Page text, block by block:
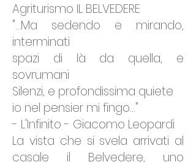
Agriturismo IL BELVEDERE
"...Ma sedendo e mirando,
interminati
spazi di là da quella, e
sovrumani
Silenzi, e profondissima quiete
io nel pensier mi fingo..."
- L'Infinito - Giacomo Leopardi
La vista che si svela arrivati al
casale il Belvedere, uno